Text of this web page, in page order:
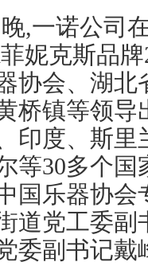
晚,一诺公司
妮克斯品
协会、湖
桥镇等领
印度、斯
等30多个国
国乐器协
道党工委
委副书记戴